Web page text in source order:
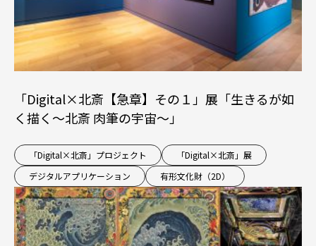
「Digital×北斎【急章】その１」展「生きるが如
く描く～北斎 肉筆の宇宙～」
「Digital×北斎」プロジェクト
「Digital×北斎」展
デジタルアプリケーション
有形文化財（2D）